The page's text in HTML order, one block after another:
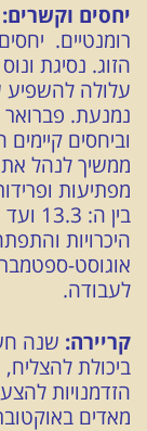
יחסים וקשרים:
רומנטיים.
עלולה להשפיע
ממשיך לנהל
מפתיעות
היכרויות
אוגוסט-
לעבודה.
קריירה: שנה
ביכולת
הזדמנויות
מאדים